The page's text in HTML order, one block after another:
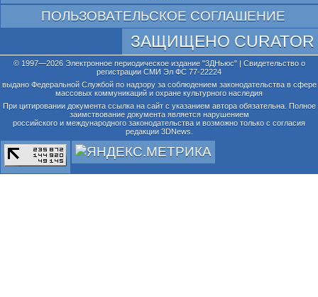
ПОЛЬЗОВАТЕЛЬСКОЕ СОГЛАШЕНИЕ
ЗАЩИЩЕНО CURATOR
© 1997—2026 Электронное периодическое издание "3ДНьюс" | Свидетельство о
регистрации СМИ Эл ФС 77-22224
выдано Федеральной Службой по надзору за соблюдением законодательства в сфере
массовых коммуникаций и охране культурного наследия
При цитировании документа ссылка на сайт с указанием автора обязательна. Полное
заимствование документа является нарушением
российского и международного законодательства и возможно только с согласия
редакции 3DNews.